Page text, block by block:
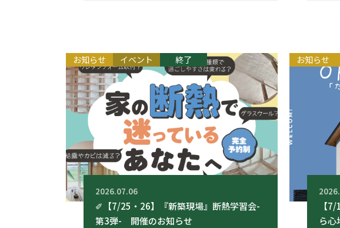
お知らせ イベント 終了
2026.07.06
✐【7/25・26】『新築現場』断熱学習会-
第3弾- 開催のお知らせ
お知らせ
【
ら心